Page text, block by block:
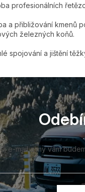
profesionálních
a přibližování kmenů
železných koňů.
spojování a jištění
e-mail a my vám